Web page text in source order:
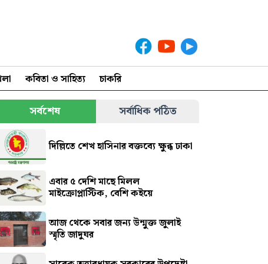
কবিতা ও সাহিত্য চাকরি
সর্বশেষ সর্বাধিক পঠিত
দিল্লিতে শেখ হাসিনার বক্তব্যে ক্ষুব্ধ ঢাকা
এবার ৫ দেশি মাছে মিলল
মাইক্রোপ্লাস্টিক, বেশি কইয়ে
আজ থেকে সবার জন্য উন্মুক্ত জুলাই
স্মৃতি জাদুঘর